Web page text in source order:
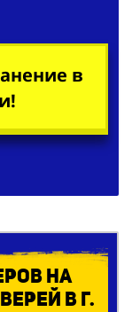
в
на
в г.